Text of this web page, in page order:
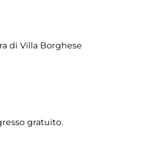
di Villa Borghese
gratuito.